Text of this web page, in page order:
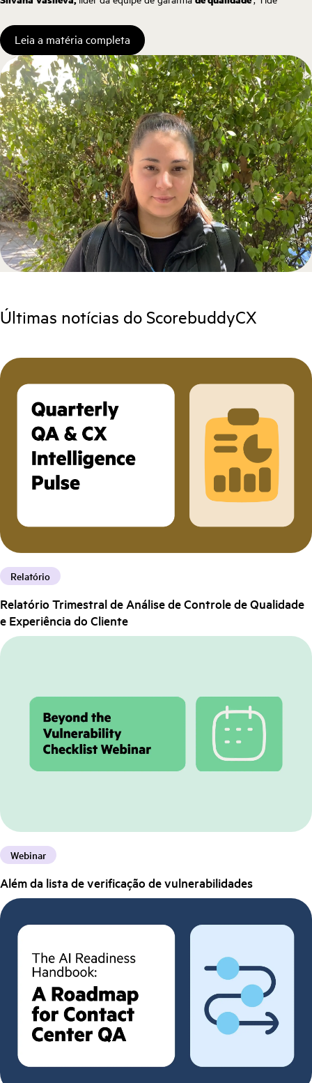
Leia a matéria completa
Últimas notícias do ScorebuddyCX
Relatório
Relatório Trimestral de Análise de Controle de Qualidade
e Experiência do Cliente
Webinar
Além da lista de verificação de vulnerabilidades